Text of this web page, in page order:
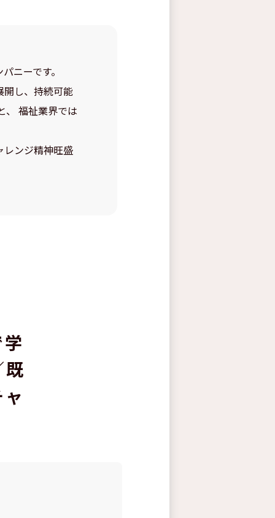
ニーです。
開し、持続可能
、 福祉業界では
レンジ精神旺盛